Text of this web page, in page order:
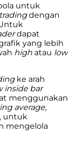
untuk
tradingdengan
dapat
yang lebih
high atau low
ke arah
inside bar
menggunakan
average,
untuk
mengelola